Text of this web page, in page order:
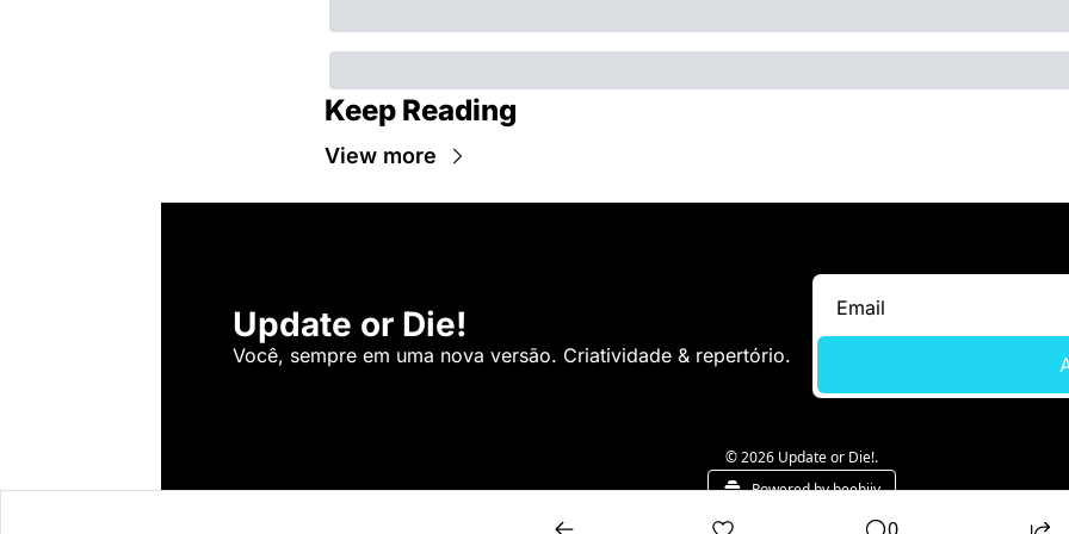
Keep Reading
View more
Update or Die!
Você, sempre em uma nova versão. Criatividade & repertório.
© 2026 Update or Die!.
Powered by beehiiv